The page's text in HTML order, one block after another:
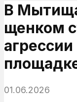
В
щенком
01.06.2026